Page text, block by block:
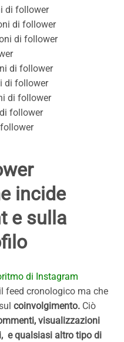
di follower
di follower
di follower
di follower
di follower
di follower
follower
incide
e sulla
di Instagram
feed cronologico ma che
coinvolgimento. Ciò
visualizzazioni
e qualsiasi altro tipo di